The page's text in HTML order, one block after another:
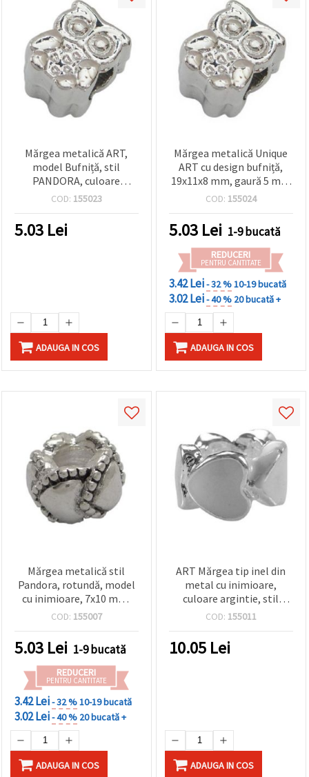
Mărgea metalică ART,
model Bufniță, stil
PANDORA, culoare
argintie, 19x11x8 mm,
COD: 155023
5.03 Lei
ADAUGA IN COS
Mărgea metalică Unique
ART cu design bufniță,
19x11x8 mm, gaură 5 mm
– alb – perfectă pentru
handmade
COD: 155024
5.03 Lei 1-9 bucată
REDUCERI
PENTRU CANTITATE
3.42 Lei- 32 %10-19 bucată
3.02 Lei- 40 % 20 bucată +
ADAUGA IN COS
Mărgea metalică stil
Pandora, rotundă, model
cu inimioare, 7x10 mm,
orificiu 4,2 mm, metal
COD: 155007
5.03 Lei 1-9 bucată
REDUCERI
PENTRU CANTITATE
3.42 Lei- 32 %10-19 bucată
3.02 Lei- 40 % 20 bucată +
ADAUGA IN COS
ART Mărgea tip inel din
metal cu inimioare,
culoare argintie, stil
PANDORA, 9,5x5 mm,
COD: 155011
10.05 Lei
ADAUGA IN COS